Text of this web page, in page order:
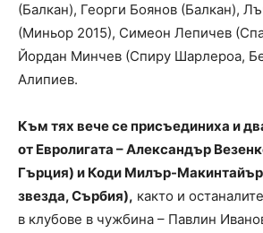
(Балкан), Георги Боянов (Балкан),
(Миньор 2015), Симеон Лепичев
Йордан Минчев (Спиру Шарлероа,
Алипиев.
Към тях вече се присъединиха и
от Евролигата – Александър
Гърция) и Коди Милър-
звезда, Сърбия), както и
в клубове в чужбина – Павлин